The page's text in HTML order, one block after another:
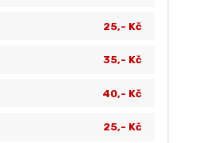
25,- Kč
35,- Kč
40,- Kč
25,- Kč